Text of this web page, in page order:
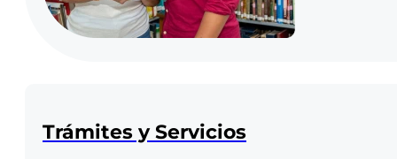
Trámites y Servicios